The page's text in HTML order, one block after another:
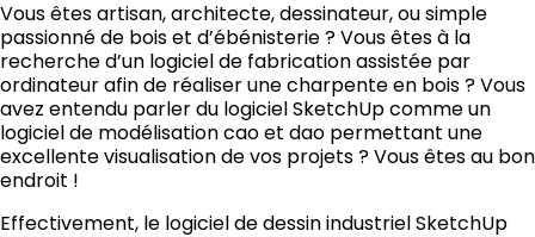
Vous êtes artisan, architecte, dessinateur, ou simple
passionné de bois et d’ébénisterie ? Vous êtes à la
recherche d’un logiciel de fabrication assistée par
ordinateur afin de réaliser une charpente en bois ? Vous
avez entendu parler du logiciel SketchUp comme un
logiciel de modélisation cao et dao permettant une
excellente visualisation de vos projets ? Vous êtes au bon
endroit !
Effectivement, le logiciel de dessin industriel SketchUp